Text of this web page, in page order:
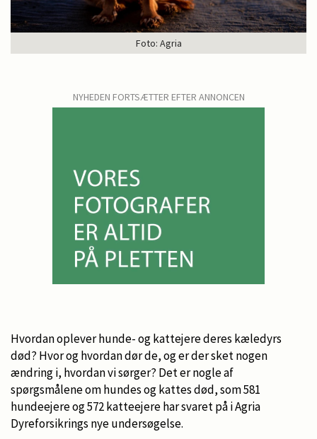
Foto: Agria
NYHEDEN FORTSÆTTER EFTER ANNONCEN
Hvordan oplever hunde- og kattejere deres kæledyrs
død? Hvor og hvordan dør de, og er der sket nogen
ændring i, hvordan vi sørger? Det er nogle af
spørgsmålene om hundes og kattes død, som 581
hundeejere og 572 katteejere har svaret på i Agria
Dyreforsikrings nye undersøgelse.